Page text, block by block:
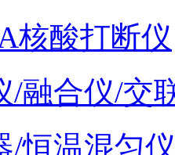
核酸打断仪
/融合仪/交
/恒温混匀仪